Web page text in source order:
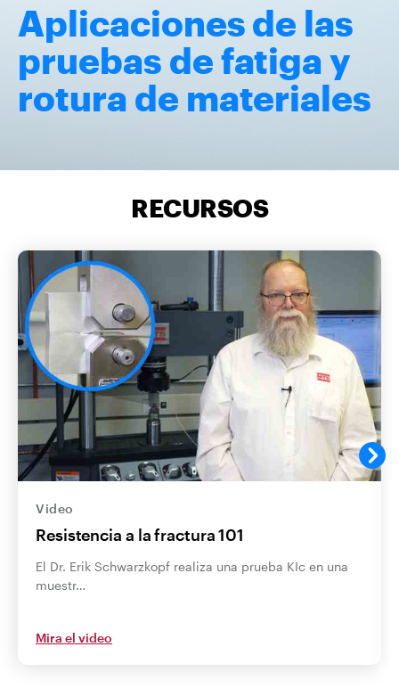
Aplicaciones de las
pruebas de fatiga y
rotura de materiales
RECURSOS
Video
Resistencia a la fractura 101
El Dr. Erik Schwarzkopf realiza una prueba KIc en una
muestr…
Mira el video